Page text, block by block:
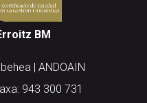
BM
| ANDOAIN
943 300 731